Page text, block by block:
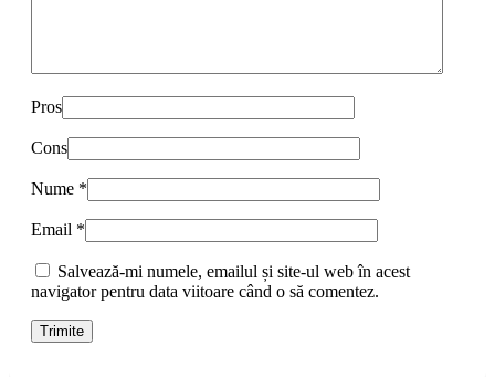
Pros
Cons
Nume *
Email *
Salvează-mi numele, emailul și site-ul web în acest
navigator pentru data viitoare când o să comentez.